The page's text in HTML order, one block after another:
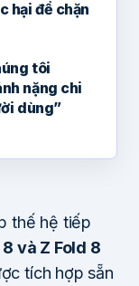
hại để chặn
tôi
nặng chi
dùng”
thế hệ tiếp
8 và Z Fold 8
tích hợp sẵn